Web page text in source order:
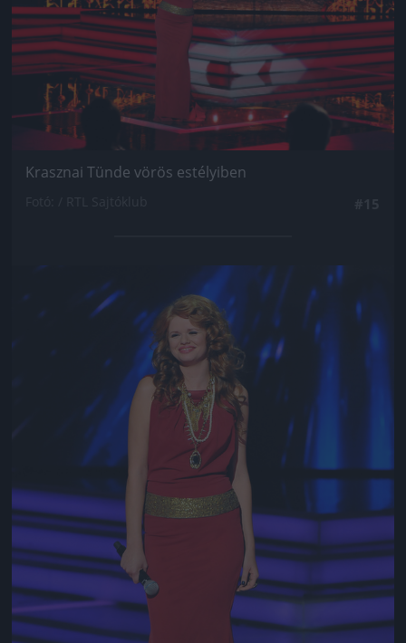
Krasznai Tünde vörös estélyiben
Jön még kép!